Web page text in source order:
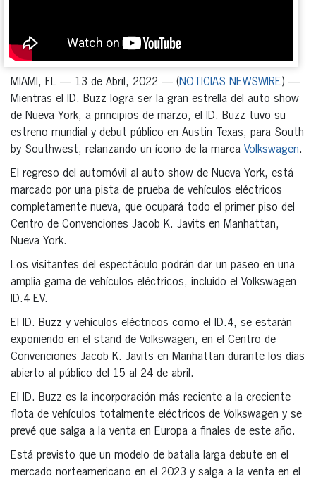
MIAMI, FL — 13 de Abril, 2022 — (NOTICIAS NEWSWIRE) —
Mientras el ID. Buzz logra ser la gran estrella del auto show
de Nueva York, a principios de marzo, el ID. Buzz tuvo su
estreno mundial y debut público en Austin Texas, para South
by Southwest, relanzando un ícono de la marca Volkswagen.
El regreso del automóvil al auto show de Nueva York, está
marcado por una pista de prueba de vehículos eléctricos
completamente nueva, que ocupará todo el primer piso del
Centro de Convenciones Jacob K. Javits en Manhattan,
Nueva York.
Los visitantes del espectáculo podrán dar un paseo en una
amplia gama de vehículos eléctricos, incluido el Volkswagen
ID.4 EV.
El ID. Buzz y vehículos eléctricos como el ID.4, se estarán
exponiendo en el stand de Volkswagen, en el Centro de
Convenciones Jacob K. Javits en Manhattan durante los días
abierto al público del 15 al 24 de abril.
El ID. Buzz es la incorporación más reciente a la creciente
flota de vehículos totalmente eléctricos de Volkswagen y se
prevé que salga a la venta en Europa a finales de este año.
Está previsto que un modelo de batalla larga debute en el
mercado norteamericano en el 2023 y salga a la venta en el